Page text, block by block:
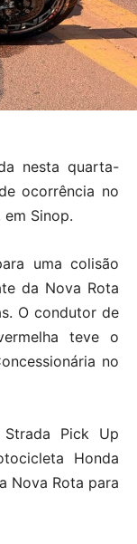
nesta quarta-
ocorrência no
Sinop.
uma colisão
da Nova Rota
O condutor de
teve o
no
Pick Up
Honda
Nova Rota para